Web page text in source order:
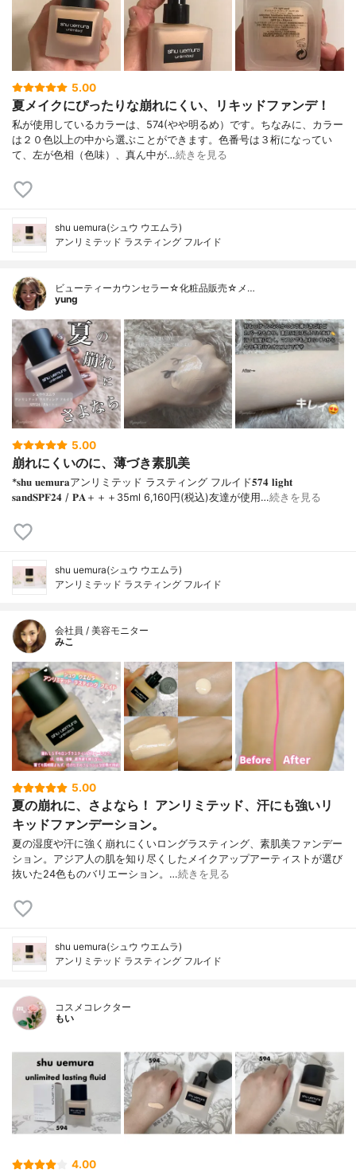
5.00
夏メイクにぴったりな崩れにくい、リキッドファンデ！
私が使用しているカラーは、574(やや明るめ）です。ちなみに、カラー
は２０色以上の中から選ぶことができます。色番号は３桁になってい
て、左が色相（色味）、真ん中が…続きを見る
shu uemura(シュウ ウエムラ)
アンリミテッド ラスティング フルイド
ビューティーカウンセラー☆化粧品販売☆メ…
yung
5.00
崩れにくいのに、薄づき素肌美
*𝐬𝐡𝐮 𝐮𝐞𝐦𝐮𝐫𝐚アンリミテッド ラスティング フルイド𝟓𝟕𝟒 𝐥𝐢𝐠𝐡𝐭
𝐬𝐚𝐧𝐝𝐒𝐏𝐅𝟐𝟒 / 𝐏𝐀＋＋＋⁡35ml 6,160円(税込)⁡友達が使用…続きを見る
shu uemura(シュウ ウエムラ)
アンリミテッド ラスティング フルイド
会社員 / 美容モニター
みこ
5.00
夏の崩れに、さよなら！ アンリミテッド、汗にも強いリ
キッドファンデーション。
夏の湿度や汗に強く崩れにくいロングラスティング、素肌美ファンデー
ション。アジア人の肌を知り尽くしたメイクアップアーティストが選び
抜いた24色ものバリエーション。…続きを見る
shu uemura(シュウ ウエムラ)
アンリミテッド ラスティング フルイド
コスメコレクター
もい
4.00